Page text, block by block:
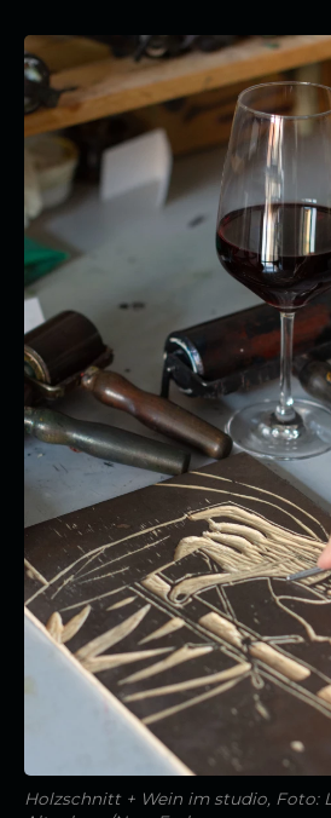
Holzschnitt + Wein im studio, Foto: